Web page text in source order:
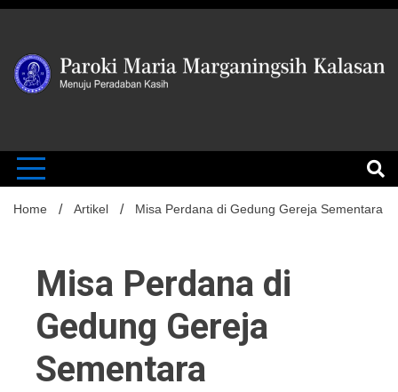
Skip
Paroki
Kalasan
Home Artikel Misa Perdana di Gedung Gereja Sementara
Misa Perdana di
Gedung Gereja
Sementara